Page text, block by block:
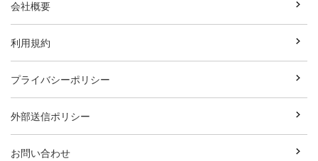
会社概要
利用規約
プライバシーポリシー
外部送信ポリシー
お問い合わせ